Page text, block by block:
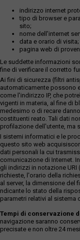
indirizzo internet
tipo di browser e
sito;
nome dell'internet
data e orario di visita;
pagina web di
Le suddette informazioni
fine di verificare il corretto
Ai fini di sicurezza (filtri
automaticamente possono
come l'indirizzo IP, che
vigenti in materia, al fine di
medesimo o di recare
costituenti reato. Tali dati
profilazione dell'utente, ma
I sistemi informatici e le
questo sito web
dati personali la cui
comunicazione di Internet.
gli indirizzi in notazione
richieste, l'orario della
al server, la dimensione del
ndicante lo stato della
parametri relativi al sistema
Tempi di conservazione
navigazione saranno
precisate e non oltre 24